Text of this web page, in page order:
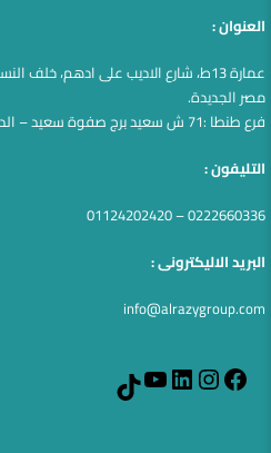
العنوان :
عمارة 13ط، شارع الاديب على ادهم،
مصر الجديدة.
فرع طنطا :71 ش سعيد برج صفوة سعيد – الدور الآول
التليفون :
0222660336 – 01124202420
البريد الاليكترونى :
info@alrazygroup.com
Facebook
Instagram
LinkedIn
YouTube